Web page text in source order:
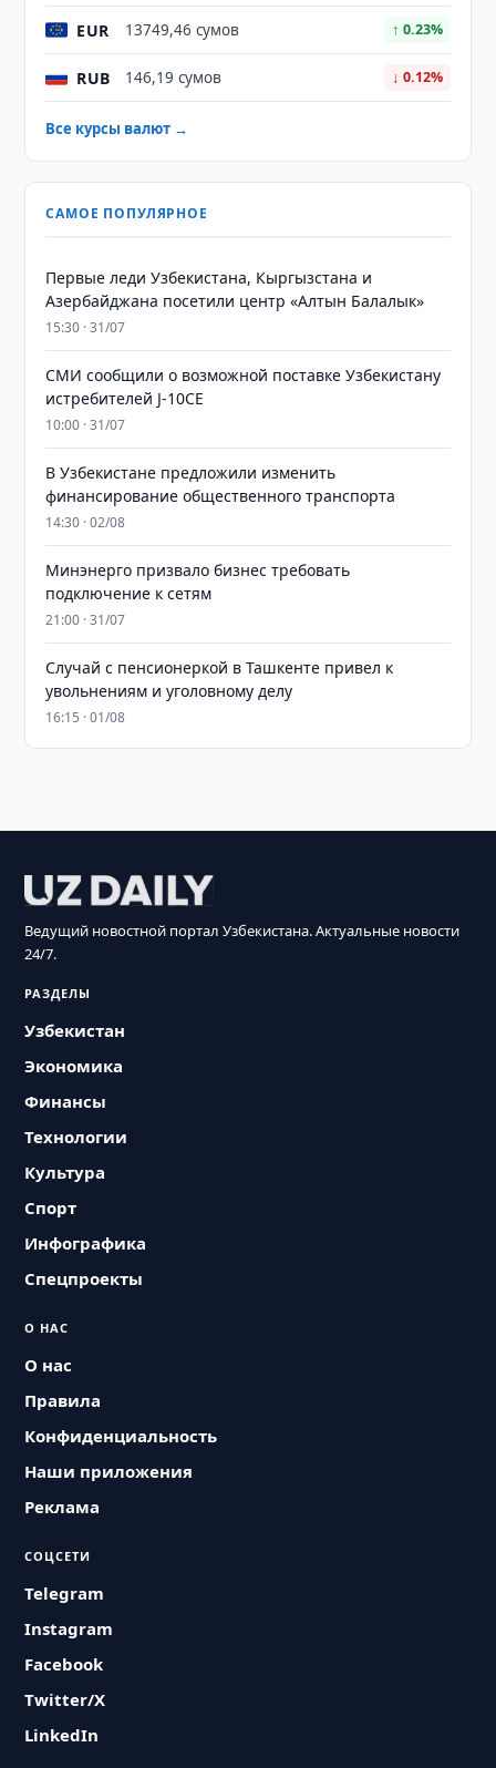
EUR 13749,46 сумов ↑ 0.23%
RUB 146,19 сумов ↓ 0.12%
Все курсы валют →
САМОЕ ПОПУЛЯРНОЕ
Первые леди Узбекистана, Кыргызстана и
Азербайджана посетили центр «Алтын Балалык»
15:30 · 31/07
СМИ сообщили о возможной поставке Узбекистану
истребителей J-10CE
10:00 · 31/07
В Узбекистане предложили изменить
финансирование общественного транспорта
14:30 · 02/08
Минэнерго призвало бизнес требовать
подключение к сетям
21:00 · 31/07
Случай с пенсионеркой в Ташкенте привел к
увольнениям и уголовному делу
16:15 · 01/08
Ведущий новостной портал Узбекистана. Актуальные новости
24/7.
РАЗДЕЛЫ
Узбекистан
Экономика
Финансы
Технологии
Культура
Спорт
Инфографика
Спецпроекты
О НАС
О нас
Правила
Конфиденциальность
Наши приложения
Реклама
СОЦСЕТИ
Telegram
Instagram
Facebook
Twitter/X
LinkedIn